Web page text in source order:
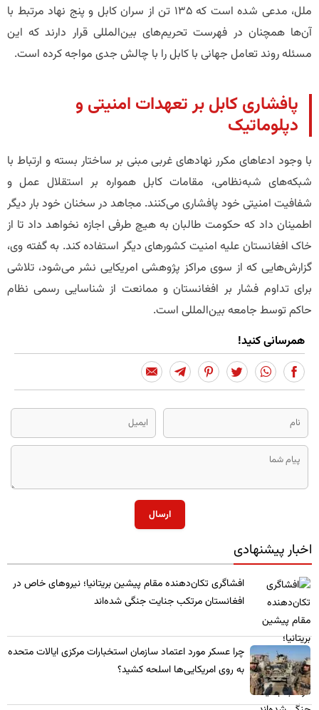
ملل، مدعی شده است که ۱۳۵ تن از سران کابل و پنج نهاد مرتبط با
آن‌ها همچنان در فهرست تحریم‌های بین‌المللی قرار دارند که این
مسئله روند تعامل جهانی با کابل را با چالش جدی مواجه کرده است.
​پافشاری کابل بر تعهدات امنیتی و
دپلوماتیک
با وجود ادعاهای مکرر نهادهای غربی مبنی بر ساختار بسته و ارتباط با
شبکه‌های شبه‌نظامی، مقامات کابل همواره بر استقلال عمل و
شفافیت امنیتی خود پافشاری می‌کنند. مجاهد در سخنان خود بار دیگر
اطمینان داد که حکومت طالبان به هیچ طرفی اجازه نخواهد داد تا از
خاک افغانستان علیه امنیت کشورهای دیگر استفاده کند. به گفته وی،
گزارش‌هایی که از سوی مراکز پژوهشی امریکایی نشر می‌شود، تلاشی
برای تداوم فشار بر افغانستان و ممانعت از شناسایی رسمی نظام
حاکم توسط جامعه بین‌المللی است.
همرسانی کنید!
ارسال
اخبار پیشنهادی
​افشاگری تکان‌دهنده مقام پیشین بریتانیا؛ نیروهای خاص در
افغانستان مرتکب جنایت جنگی شده‌اند
چرا عسکر مورد اعتماد سازمان استخبارات مرکزی ایالات متحده
به روی امریکایی‌ها اسلحه کشید؟